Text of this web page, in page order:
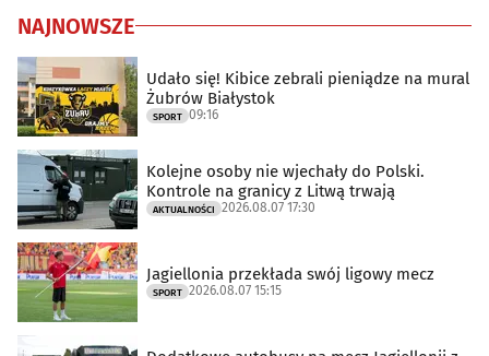
NAJNOWSZE
Udało się! Kibice zebrali pieniądze na mural
Żubrów Białystok
SPORT 09:16
Kolejne osoby nie wjechały do Polski.
Kontrole na granicy z Litwą trwają
AKTUALNOŚCI 2026.08.07 17:30
Jagiellonia przekłada swój ligowy mecz
SPORT 2026.08.07 15:15